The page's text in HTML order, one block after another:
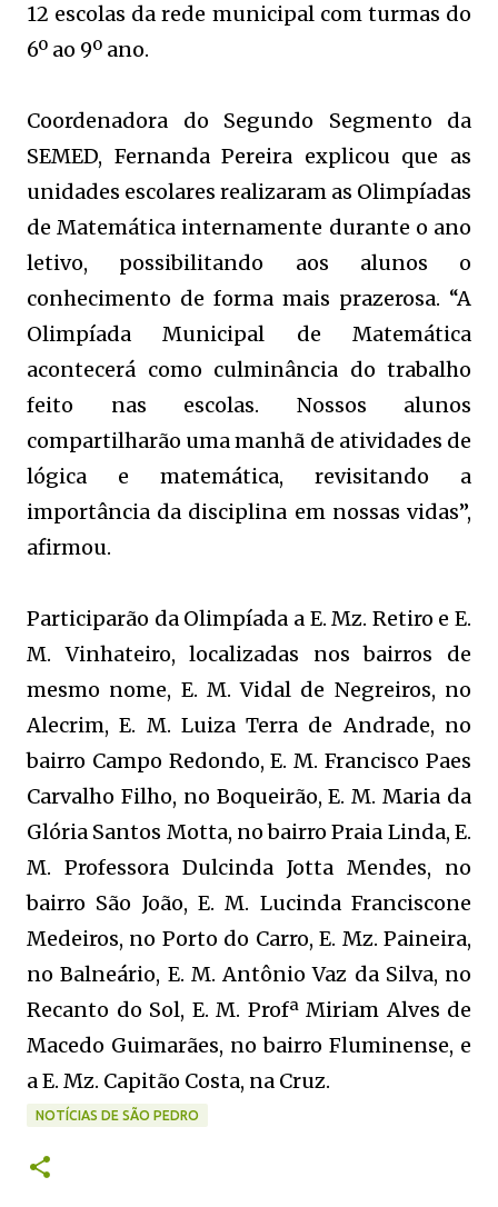
12 escolas da rede municipal com turmas do
6º ao 9º ano.
Coordenadora do Segundo Segmento da
SEMED, Fernanda Pereira explicou que as
unidades escolares realizaram as Olimpíadas
de Matemática internamente durante o ano
letivo, possibilitando aos alunos o
conhecimento de forma mais prazerosa. “A
Olimpíada Municipal de Matemática
acontecerá como culminância do trabalho
feito nas escolas. Nossos alunos
compartilharão uma manhã de atividades de
lógica e matemática, revisitando a
importância da disciplina em nossas vidas”,
afirmou.
Participarão da Olimpíada a E. Mz. Retiro e E.
M. Vinhateiro, localizadas nos bairros de
mesmo nome, E. M. Vidal de Negreiros, no
Alecrim, E. M. Luiza Terra de Andrade, no
bairro Campo Redondo, E. M. Francisco Paes
Carvalho Filho, no Boqueirão, E. M. Maria da
Glória Santos Motta, no bairro Praia Linda, E.
M. Professora Dulcinda Jotta Mendes, no
bairro São João, E. M. Lucinda Franciscone
Medeiros, no Porto do Carro, E. Mz. Paineira,
no Balneário, E. M. Antônio Vaz da Silva, no
Recanto do Sol, E. M. Profª Miriam Alves de
Macedo Guimarães, no bairro Fluminense, e
a E. Mz. Capitão Costa, na Cruz.
NOTÍCIAS DE SÃO PEDRO